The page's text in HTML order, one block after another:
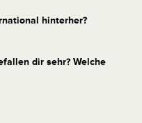
hinterher?
dir sehr? Welche